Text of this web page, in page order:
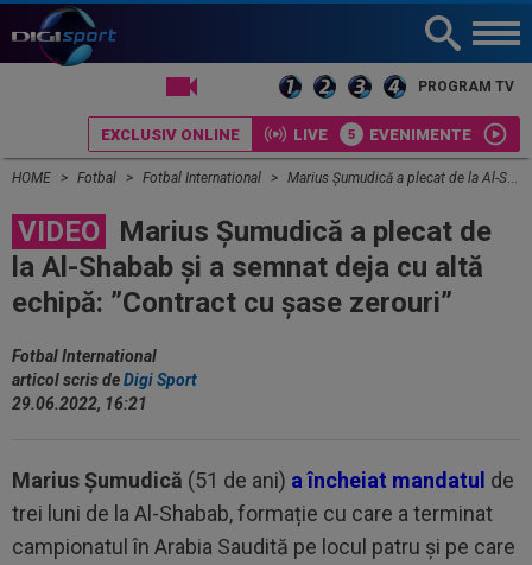
PROGRAM TV
EXCLUSIV ONLINE LIVE EVENIMENTE
HOME Fotbal Fotbal International Marius Șumudică a plecat de la Al-Shabab și a semnat deja cu altă echipă: ”Contract cu șase zerouri”
VIDEO
Marius Șumudică a plecat de
la Al-Shabab și a semnat deja cu altă
echipă: ”Contract cu șase zerouri”
Fotbal International
articol scris deDigi Sport
29.06.2022, 16:21
Marius Șumudică (51 de ani) a încheiat mandatul de
trei luni de la Al-Shabab, formație cu care a terminat
campionatul în Arabia Saudită pe locul patru și pe care